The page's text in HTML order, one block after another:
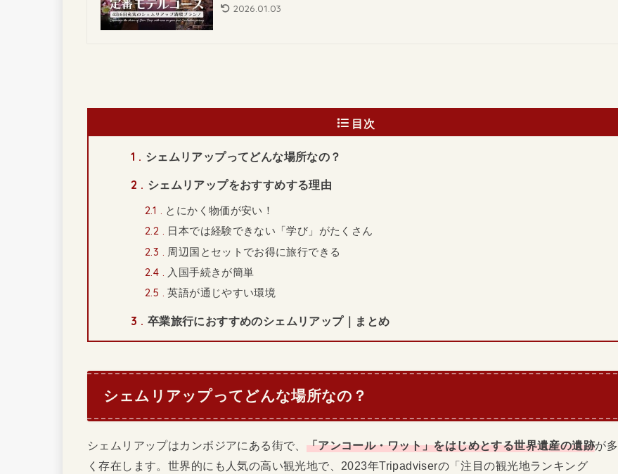
2026.01.03
目次
1 シェムリアップってどんな場所なの？
2 シェムリアップをおすすめする理由
2.1 とにかく物価が安い！
2.2 日本では経験できない「学び」がたくさん
2.3 周辺国とセットでお得に旅行できる
2.4 入国手続きが簡単
2.5 英語が通じやすい環境
3 卒業旅行におすすめのシェムリアップ｜まとめ
シェムリアップってどんな場所なの？
シェムリアップはカンボジアにある街で、 「アンコール・ワット」をはじめとする世界遺産の遺跡が多
く存在します。世界的にも人気の高い観光地で、2023年Tripadviserの「注目の観光地ランキング